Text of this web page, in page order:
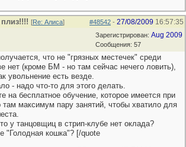
#48542 - 27/08/2009 16:57:35
[Re: Алиса]
Зарегистрирован: Aug 2009
Сообщения: 57
что не "грязных местечек" среди
нет (кроме БМ - но там сейчас нечего ловить),
увольнение есть везде.
- надо что-то для этого делать.
на бесплатное обучение, которое имеется при
там максимум пару занятий, чтобы хватило для
у танцовщиц в стрип-клубе нет оклада?
"Голодная кошка"? [/quote